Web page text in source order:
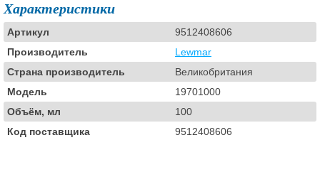
Характеристики
Артикул
9512408606
Производитель
Lewmar
Страна производитель
Великобритания
Модель
19701000
Объём, мл
100
Код поставщика
9512408606